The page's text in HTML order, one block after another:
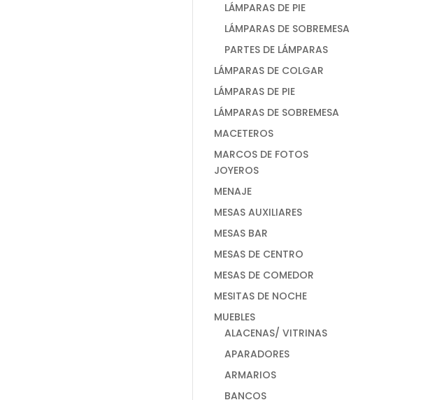
LÁMPARAS DE PIE
LÁMPARAS DE SOBREMESA
PARTES DE LÁMPARAS
LÁMPARAS DE COLGAR
LÁMPARAS DE PIE
LÁMPARAS DE SOBREMESA
MACETEROS
MARCOS DE FOTOS
JOYEROS
MENAJE
MESAS AUXILIARES
MESAS BAR
MESAS DE CENTRO
MESAS DE COMEDOR
MESITAS DE NOCHE
MUEBLES
ALACENAS/ VITRINAS
APARADORES
ARMARIOS
BANCOS